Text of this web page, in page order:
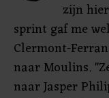
zijn
sprint gaf me
Clermont-
naar Moulins.
naar Jasper